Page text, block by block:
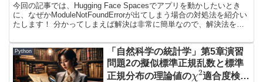
今回の記事では、Hugging Face Spacesでアプリを動かしたいとき
に、なぜかModuleNotFoundErrorが出てしまう場合の対処法を紹介い
たします！ 分かってしまえば解決は非常に簡単なので、解決法を噛
Python
「自然科学の統計学」第5章演習
問題2の擬似標準正規乱数と標準
正規分布の理論値の
χ2
適合度検定